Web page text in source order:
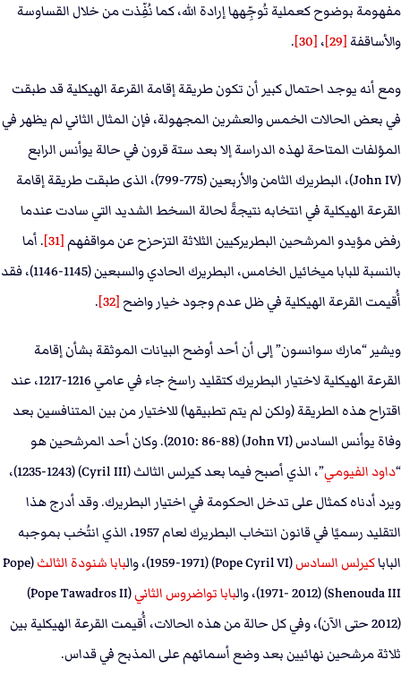
مفهومة بوضوح كعملية تُوجِّهها إرادة الله، كما نُفِّذت من خلال القساوسة
والأساقفة[29] ، [30]
.
ومع أنه يوجد احتمال كبير أن تكون طريقة إقامة القرعة الهيكلية قد طبقت
في بعض الحالات الخمس والعشرين المجهولة، فإن المثال الثاني لم يظهر في
المؤلفات المتاحة لهذه الدراسة إلا بعد ستة قرون في حالة يوأنس الرابع
(John IV)، البطريرك الثامن والأربعين (775-799)، الذى طبقت طريقة إقامة
القرعة الهيكلية في انتخابه نتيجةً لحالة السخط الشديد التي سادت عندما
رفض مؤيدو المرشحين البطريركيين الثلاثة التزحزح عن مواقفهم[31]
. أما
بالنسبة للبابا ميخائيل الخامس، البطريرك الحادي والسبعين (1145-1146)، فقد
أُقيمت القرعة الهيكلية في ظل عدم وجود خيار واضح[32]
.
ويشير “مارك سوانسون” إلى أن أحد أوضح البيانات الموثقة بشأن إقامة
القرعة الهيكلية لاختيار البطريرك كتقليد راسخ جاء في عامي 1216-1217، عند
اقتراح هذه الطريقة (ولكن لم يتم تطبيقها) للاختيار من بين المتنافسين بعد
وفاة يوأنس السادس (John VI) (2010: 86-88). وكان أحد المرشحين هو
“داود الفيومي
”، الذي أصبح فيما بعد كيرلس الثالث (Cyril III) (1235-1243)،
ويرد أدناه كمثال على تدخل الحكومة في اختيار البطريرك. وقد أدرج هذا
التقليد رسميًا في قانون انتخاب البطريرك لعام 1957، الذي انتُخب بموجبه
الباباكيرلس السادس(Pope Cyril VI) (1959-1971)، وال بابا شنودة الثالث (Pope
Shenouda III) (1971- 2012)، وال
بابا تواضروس الثاني
(Pope Tawadros II)
(2012 حتى الآن)، وفي كل حالة من هذه الحالات، أُقيمت القرعة الهيكلية بين
ثلاثة مرشحين نهائيين بعد وضع أسمائهم على المذبح في قداس.